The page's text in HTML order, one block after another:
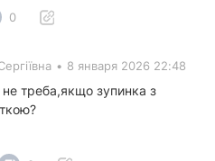
0
• 8 января 2026 22:48
не треба,якщо зупинка з